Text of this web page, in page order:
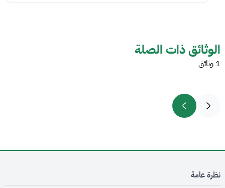
الوثائق ذات الصلة
1 وثائق
نظرة عامة